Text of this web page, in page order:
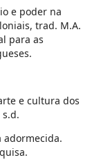
e poder na
trad. M.A.
para as
e cultura dos
adormecida.